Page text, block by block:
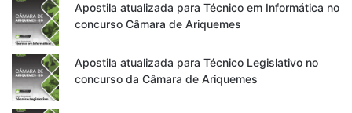
Apostila atualizada para Técnico em Informática no
concurso Câmara de Ariquemes
Apostila atualizada para Técnico Legislativo no
concurso da Câmara de Ariquemes